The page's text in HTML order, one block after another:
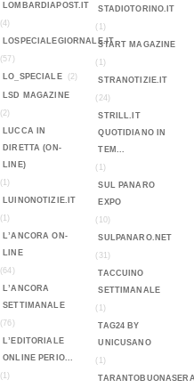
LOMBARDIAPOST.IT
(4)
LOSPECIALEGIORNALE.IT
(57)
LO_SPECIALE
(2)
LSD MAGAZINE
(2)
LUCCA IN
DIRETTA (ON-
LINE)
(1)
LUINONOTIZIE.IT
(1)
L’ANCORA ON-
LINE
(64)
L’ANCORA
SETTIMANALE
(76)
L’EDITORIALE
ONLINE PERIO...
(1)
STADIOTORINO.IT
(1)
START MAGAZINE
(1)
STRANOTIZIE.IT
(24)
STRILL.IT
QUOTIDIANO IN
TEM...
(1)
SUL PANARO
EXPO
(10)
SULPANARO.NET
(31)
TACCUINO
SETTIMANALE
(1)
TAG24 BY
UNICUSANO
(1)